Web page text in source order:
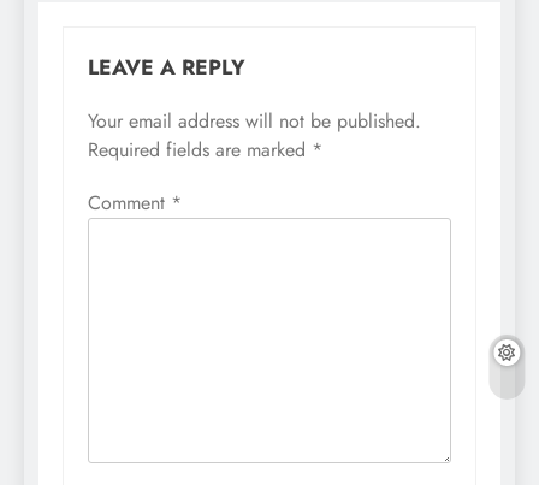
LEAVE A REPLY
Your email address will not be published.
Required fields are marked *
Comment *